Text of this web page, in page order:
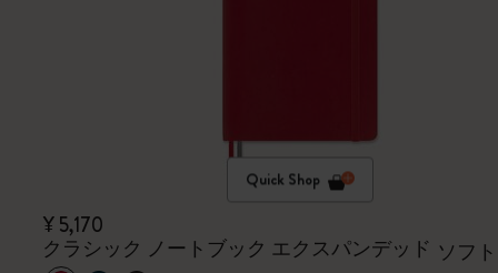
Quick Shop
¥ 5,170
クラシック ノートブック エクスパンデッド ソフ